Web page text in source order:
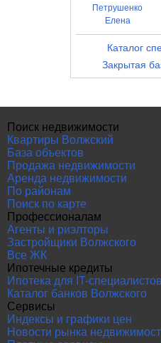
Петрушенко
Елена
Каталог
Закрытая
Поиск недвижимости
Квартиры Волжский
База объектов
Продажа недвижимости
Аренда недвижимости
По районам
Поиск по карте
Профессионалам
Агенты и риэлторы
Застройщики Волжского
Все ЖК
Ипотечные кредиты
Ипотека для IT-специалистов
Каталог банков Волжского
Сервисы
Индексы и графики цен
Новости рынка